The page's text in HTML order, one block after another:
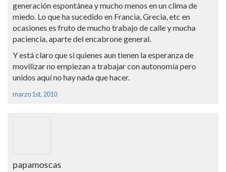
generación espontánea y mucho menos en un clima de
miedo. Lo que ha sucedido en Francia, Grecia, etc en
ocasiones es fruto de mucho trabajo de calle y mucha
paciencia, aparte del encabrone general.
Y está claro que si quienes aun tienen la esperanza de
movilizar no empiezan a trabajar con autonomí­a pero
unidos aquí­ no hay nada que hacer.
marzo 1st, 2010
papamoscas